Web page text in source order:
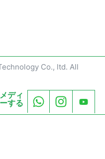
Co., ltd. All
ディ
する